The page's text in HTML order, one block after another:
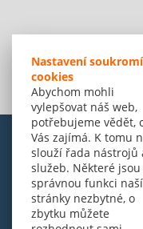
Nastavení
cookies
Abychom mohli
vylepšovat náš web,
potřebujeme vědět,
Vás zajímá. K tomu
slouží řada nástrojů
služeb. Některé
správnou funkci naší
stránky nezbytné, o
zbytku můžete
© Amenit Software
Powered by nopCommerce